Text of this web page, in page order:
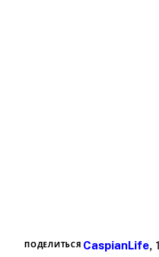
ПОДЕЛИТЬСЯ CaspianLife,